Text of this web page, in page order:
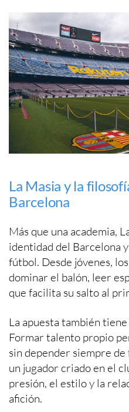
La Masia y la
Barcelona
Más que una academia,
identidad del Barcelona
fútbol. Desde jóvenes,
dominar el balón, leer
que facilita su salto al
La apuesta también
Formar talento propio
sin depender siempre de
un jugador criado en el
presión, el estilo y la
afición.